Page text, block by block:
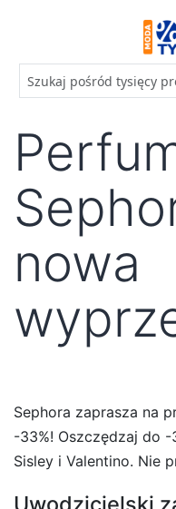
-
nowa
Sephora zaprasza na
-33%! Oszczędzaj do
Sisley i Valentino. Nie